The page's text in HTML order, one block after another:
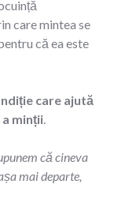
care mintea se
că ea este
care ajută
minții.
că cineva
mai departe,